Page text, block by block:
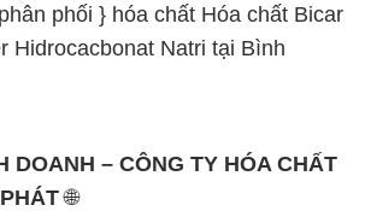
phối } hóa chất Hóa chất Bicar
Hidrocacbonat Natri tại Bình
DOANH – CÔNG TY HÓA CHẤT
🌐